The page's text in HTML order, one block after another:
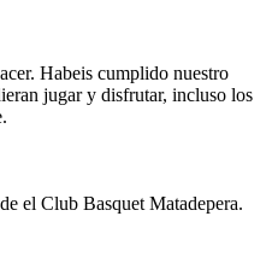
Habeis cumplido nuestro
jugar y disfrutar, incluso los
el Club Basquet Matadepera.